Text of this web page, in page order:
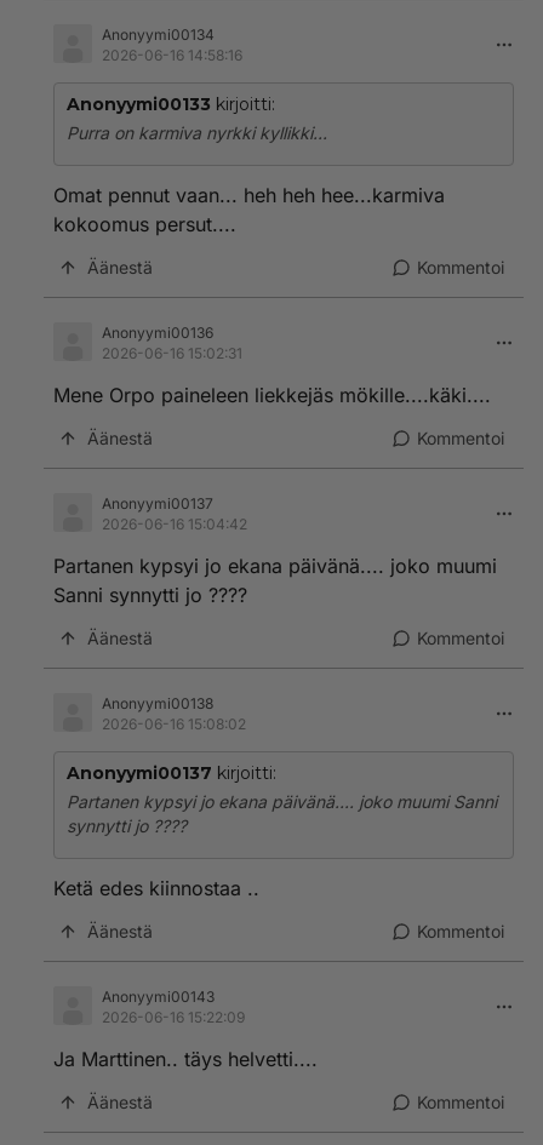
Anonyymi00134
2026-06-16 14:58:16
Anonyymi00133 kirjoitti:
Purra on karmiva nyrkki kyllikki...
Omat pennut vaan... heh heh hee...karmiva
kokoomus persut....
Äänestä Kommentoi
Anonyymi00136
2026-06-16 15:02:31
Mene Orpo paineleen liekkejäs mökille....käki....
Äänestä Kommentoi
Anonyymi00137
2026-06-16 15:04:42
Partanen kypsyi jo ekana päivänä.... joko muumi
Sanni synnytti jo ????
Äänestä Kommentoi
Anonyymi00138
2026-06-16 15:08:02
Anonyymi00137 kirjoitti:
Partanen kypsyi jo ekana päivänä.... joko muumi Sanni
synnytti jo ????
Ketä edes kiinnostaa ..
Äänestä Kommentoi
Anonyymi00143
2026-06-16 15:22:09
Ja Marttinen.. täys helvetti....
Äänestä Kommentoi